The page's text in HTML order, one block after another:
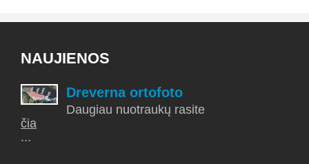
NAUJIENOS
Dreverna ortofoto
Daugiau nuotraukų rasite
čia
...